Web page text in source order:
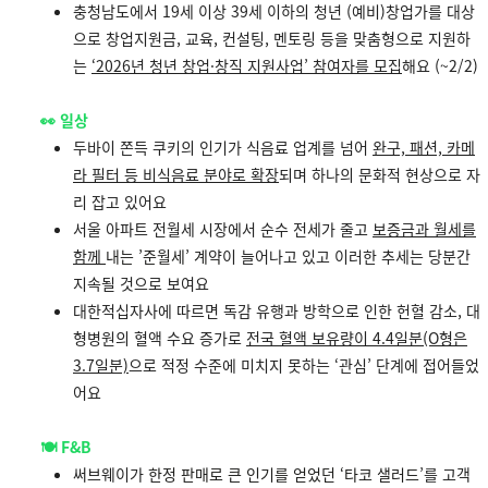
충청남도에서 19세 이상 39세 이하의 청년 (예비)창업가를 대상
으로 창업지원금, 교육, 컨설팅, 멘토링 등을 맞춤형으로 지원하
는 ‘2026년 청년 창업·창직 지원사업’ 참여자를 모집해요 (~2/2)
👀 일상
두바이 쫀득 쿠키의 인기가 식음료 업계를 넘어 완구, 패션, 카메
라 필터 등 비식음료 분야로 확장되며 하나의 문화적 현상으로 자
리 잡고 있어요
서울 아파트 전월세 시장에서 순수 전세가 줄고 보증금과 월세를
함께 내는 ’준월세’ 계약이 늘어나고 있고 이러한 추세는 당분간
지속될 것으로 보여요
대한적십자사에 따르면 독감 유행과 방학으로 인한 헌혈 감소, 대
형병원의 혈액 수요 증가로 전국 혈액 보유량이 4.4일분(O형은
3.7일분)으로 적정 수준에 미치지 못하는 ‘관심’ 단계에 접어들었
어요
🍽️ F&B
써브웨이가 한정 판매로 큰 인기를 얻었던 ‘타코 샐러드’를 고객